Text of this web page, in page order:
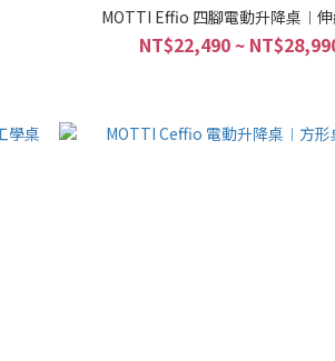
MOTTI Effio 四腳電動升降桌︱
NT$22,490 ~